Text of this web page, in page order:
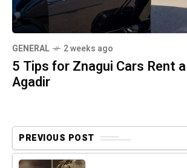
GENERAL 2 weeks ago
5 Tips for Znagui Cars Rent
Agadir
PREVIOUS POST